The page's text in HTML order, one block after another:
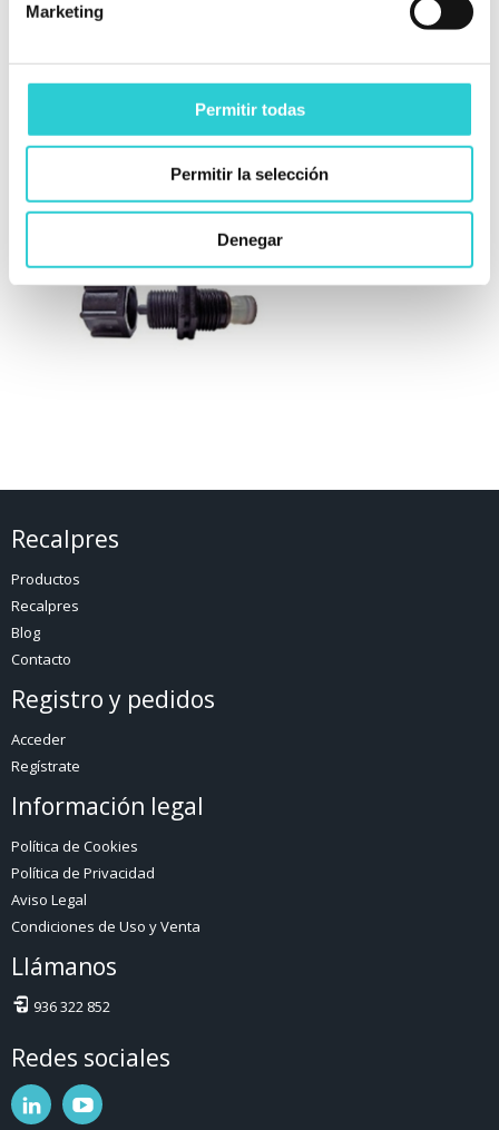
Marketing
Permitir todas
Permitir la selección
Denegar
VÁLVULA DE
INYECCIÓN
Recalpres
Productos
Recalpres
Blog
Contacto
Registro y pedidos
Acceder
Regístrate
Información legal
Política de Cookies
Política de Privacidad
Aviso Legal
Condiciones de Uso y Venta
Llámanos
936 322 852
Redes sociales